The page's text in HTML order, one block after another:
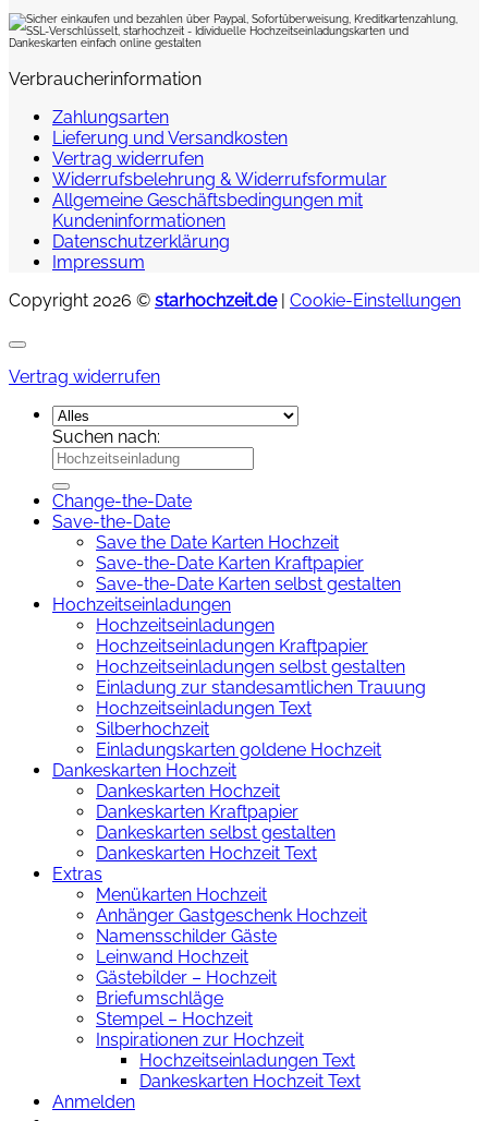
Verbraucherinformation
Zahlungsarten
Lieferung und Versandkosten
Vertrag widerrufen
Widerrufsbelehrung & Widerrufsformular
Allgemeine Geschäftsbedingungen mit
Kundeninformationen
Datenschutzerklärung
Impressum
Copyright 2026 © starhochzeit.de| Cookie-Einstellungen
Vertrag widerrufen
Suchen nach:
Change-the-Date
Save-the-Date
Save the Date Karten Hochzeit
Save-the-Date Karten Kraftpapier
Save-the-Date Karten selbst gestalten
Hochzeitseinladungen
Hochzeitseinladungen
Hochzeitseinladungen Kraftpapier
Hochzeitseinladungen selbst gestalten
Einladung zur standesamtlichen Trauung
Hochzeitseinladungen Text
Silberhochzeit
Einladungskarten goldene Hochzeit
Dankeskarten Hochzeit
Dankeskarten Hochzeit
Dankeskarten Kraftpapier
Dankeskarten selbst gestalten
Dankeskarten Hochzeit Text
Extras
Menükarten Hochzeit
Anhänger Gastgeschenk Hochzeit
Namensschilder Gäste
Leinwand Hochzeit
Gästebilder – Hochzeit
Briefumschläge
Stempel – Hochzeit
Inspirationen zur Hochzeit
Hochzeitseinladungen Text
Dankeskarten Hochzeit Text
Anmelden